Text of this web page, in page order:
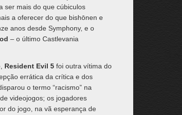
ser mais do que cúbiculos
a oferecer do que bishōnen e
anos desde Symphony, e o
– o último Castlevania
Resident Evil 5foi outra vítima do
errática da crítica e dos
o termo “racismo” na
videojogos; os jogadores
do jogo, na vã esperança de